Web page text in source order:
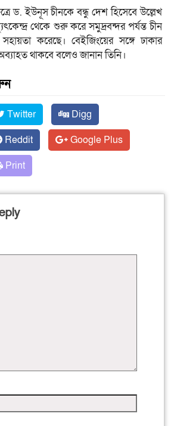
ড. ইউনূস চীনকে বন্ধু দেশ হিসেবে উল্লেখ
থেকে শুরু করে সমুদ্রবন্দর পর্যন্ত চীন
করেছে। বেইজিংয়ের সঙ্গে ঢাকার
থাকবে বলেও জানান তিনি।
Twitter
Digg
Reddit
Google Plus
Print